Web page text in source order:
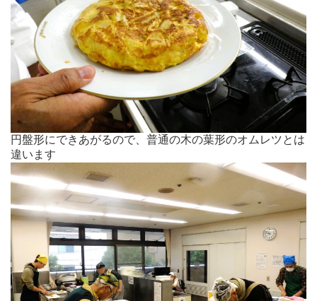
円盤形にできあがるので、普通の木の葉形のオムレツとは
違います